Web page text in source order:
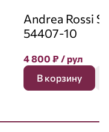
Andrea Rossi
54407-10
4 800 ₽ / рул
В корзину